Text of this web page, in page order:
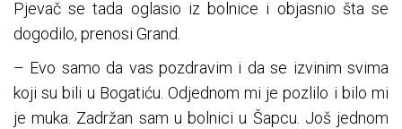
Pjevač se tada oglasio iz bolnice i objasnio šta se
dogodilo, prenosi Grand.
– Evo samo da vas pozdravim i da se izvinim svima
koji su bili u Bogatiću. Odjednom mi je pozlilo i bilo mi
je muka. Zadržan sam u bolnici u Šapcu. Još jednom